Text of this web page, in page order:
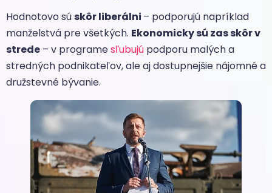
Hodnotovo súskôr liberálni – podporujú napríklad
manželstvá pre všetkých. Ekonomicky sú zas skôr v
strede – v programesľubujú podporu malých a
stredných podnikateľov, ale aj dostupnejšie nájomné a
družstevné bývanie.